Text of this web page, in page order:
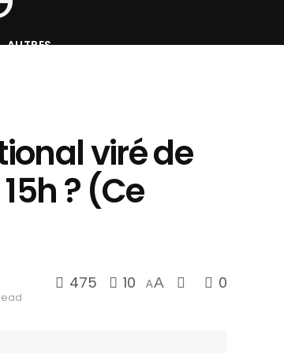
AUTRES
viré de
? (Ce
475 10 AA 0